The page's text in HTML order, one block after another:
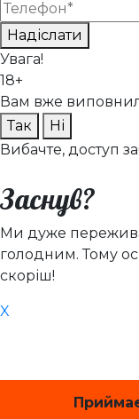
Надіслати
Увага!
18+
Вам вже
Так
Ні
Вибачте, доступ
Заснув?
Ми дуже
голодним. Тому
скоріш!
X